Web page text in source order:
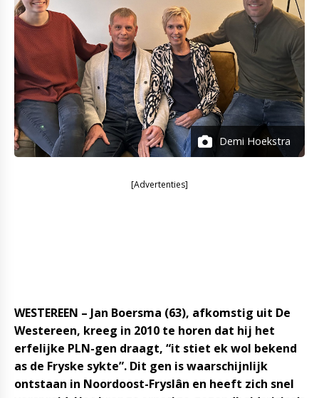
Demi Hoekstra
[Advertenties]
WESTEREEN – Jan Boersma (63), afkomstig uit De
Westereen, kreeg in 2010 te horen dat hij het
erfelijke PLN-gen draagt, “it stiet ek wol bekend
as de Fryske sykte”. Dit gen is waarschijnlijk
ontstaan in Noordoost-Fryslân en heeft zich snel